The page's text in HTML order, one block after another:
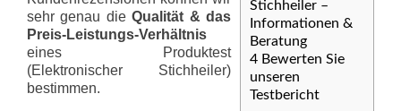
Stichheiler –
Informationen &
Beratung
4 Bewerten Sie
unseren
Testbericht
sehr genau dieQualität & das
Preis-Leis­tungs-Ver­hält­nis
eines Produktest
(Elektronischer Stichheiler)
bestimmen.